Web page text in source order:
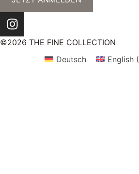
©2026 THE FINE COLLECTION
Deutsch
English (